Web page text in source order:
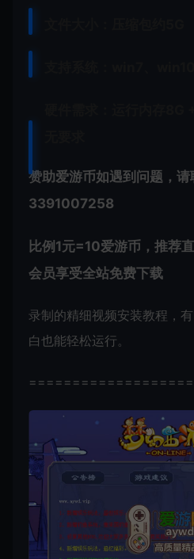
赞助爱游币如遇到问题，请
3391007258
比例1元=10爱游币，推荐
会员享受全站免费下载
录制的精细视频安装教程，
白也能轻松运行。